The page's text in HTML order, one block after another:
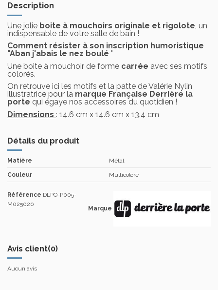
Description
Une jolie boite à mouchoirs originale et rigolote , un
indispensable de votre salle de bain !
Comment résister à son inscription humoristique
"Aban j'abais le nez boulé "
Une boite à mouchoir de forme carrée avec ses motifs
colorés.
On retrouve ici les motifs et la patte de Valérie Nylin
illustratrice pour la marque Française Derrière la
porte qui égaye nos accessoires du quotidien !
Dimensions : 14.6 cm x 14.6 cm x 13.4 cm
Détails du produit
Matière Métal
Couleur Multicolore
Marque
Référence DLPO-P005-
M025020
Avis client(0)
Aucun avis